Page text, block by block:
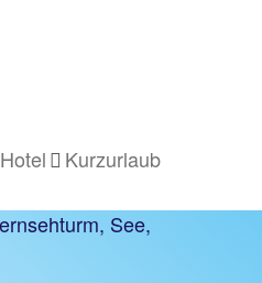
Hotel
Kurzurlaub